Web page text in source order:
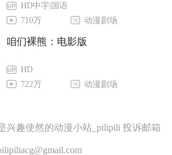
HD中字|国语
710万
动漫剧场
咱们裸熊：电影版
HD
722万
动漫剧场
兴趣使然的动漫小站_pilipili 投诉邮箱